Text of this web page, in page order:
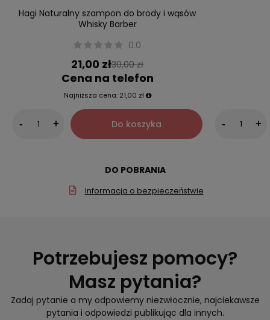
Hagi Naturalny szampon do brody i wąsów
Whisky Barber
0.0
21,00 zł30,00 zł
Cena na telefon
Najniższa cena: 21,00 zł
- + Do koszyka - +
DO POBRANIA
Informacja o bezpieczeństwie
Potrzebujesz pomocy?
Masz pytania?
Zadaj pytanie a my odpowiemy niezwłocznie, najciekawsze
pytania i odpowiedzi publikując dla innych.